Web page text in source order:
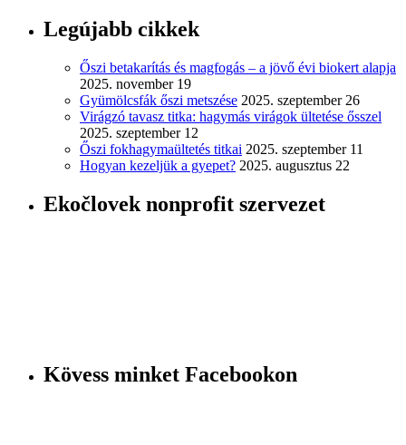
Legújabb cikkek
Őszi betakarítás és magfogás – a jövő évi biokert alapja
2025. november 19
Gyümölcsfák őszi metszése 2025. szeptember 26
Virágzó tavasz titka: hagymás virágok ültetése ősszel
2025. szeptember 12
Őszi fokhagymaültetés titkai 2025. szeptember 11
Hogyan kezeljük a gyepet? 2025. augusztus 22
Ekočlovek nonprofit szervezet
Kövess minket Facebookon